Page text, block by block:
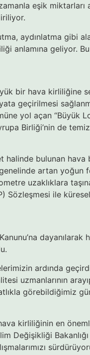
eşik miktarları
aydınlatma gibi
anlamına geliyor.
bir hava kirliliğine
geçirilmesi
yol açan “Büyük
Birliği’nin de
bulunan hava
artan yoğun
uzaklıklara
Sözleşmesi ile
dayanılarak
ardında
uzmanlarının
görebildiğimiz
kirliliğinin en
Değişikliği